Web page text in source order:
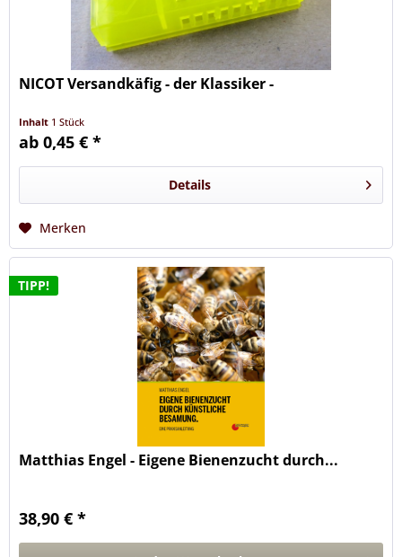
NICOT Versandkäfig - der Klassiker -
Inhalt 1 Stück
ab 0,45 € *
Details
Merken
TIPP!
Matthias Engel - Eigene Bienenzucht durch...
38,90 € *